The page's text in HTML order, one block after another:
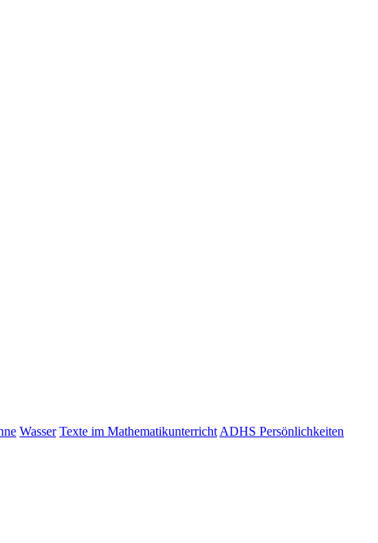
Wasser Texte im Mathematikunterricht ADHS Persönlichkeiten